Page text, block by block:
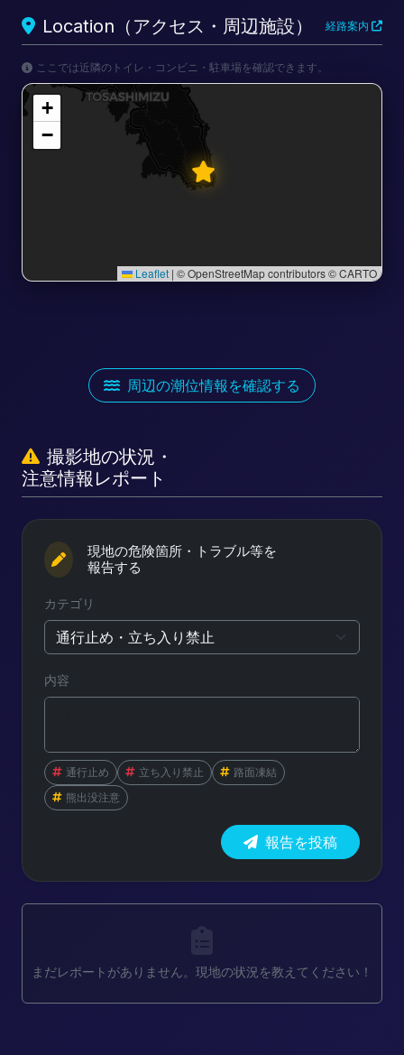
Location（アクセス・周辺施設） 経路案内
ここでは近隣のトイレ・コンビニ・駐車場を確認できます。
+
−
Leaflet | © OpenStreetMap contributors © CARTO
周辺の潮位情報を確認する
撮影地の状況・
注意情報レポート
現地の危険箇所・トラブル等を
報告する
カテゴリ
内容
通行止め 立ち入り禁止
路面凍結
熊出没注意
報告を投稿
まだレポートがありません。現地の状況を教えてください！